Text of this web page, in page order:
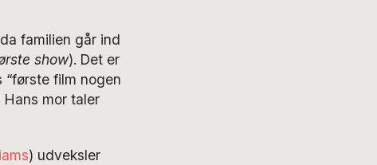
familien går ind
show). Det er
film nogen
mor taler
) udveksler